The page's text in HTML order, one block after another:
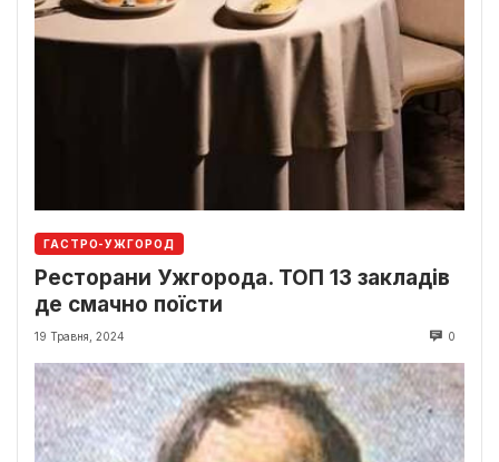
ГАСТРО-УЖГОРОД
Ресторани Ужгорода. ТОП 13 закладів
де смачно поїсти
19 Травня, 2024 0